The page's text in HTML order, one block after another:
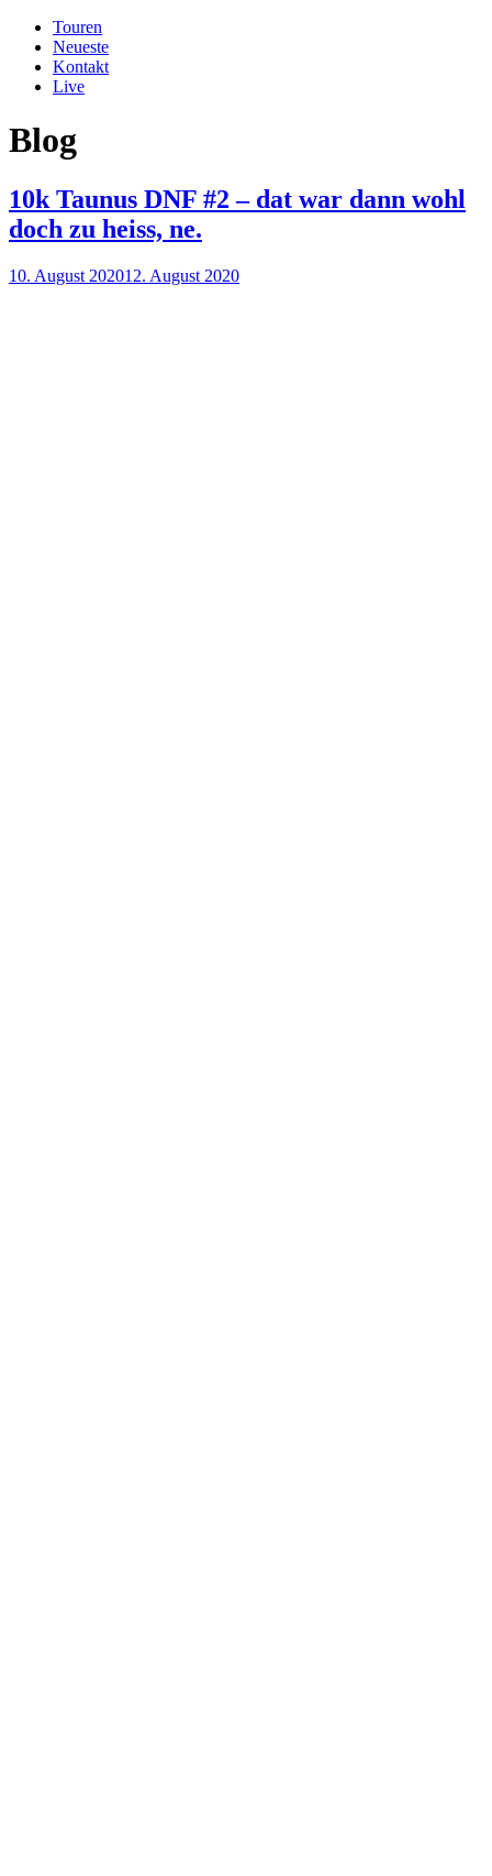
Zum
Inhalt
springen
Touren
Neueste
Kontakt
Live
Blog
10k Taunus DNF #2 – dat war dann wohl
doch zu heiss, ne.
Veröffentlicht
10. August 202012. August 2020